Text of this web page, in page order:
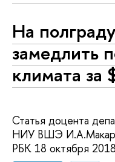
На
замедлить
климата за
Статья доцента
НИУ ВШЭ
РБК 18 октября